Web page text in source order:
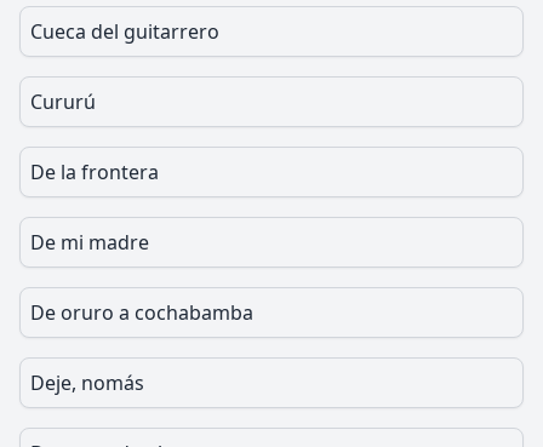
Cueca del guitarrero
Cururú
De la frontera
De mi madre
De oruro a cochabamba
Deje, nomás